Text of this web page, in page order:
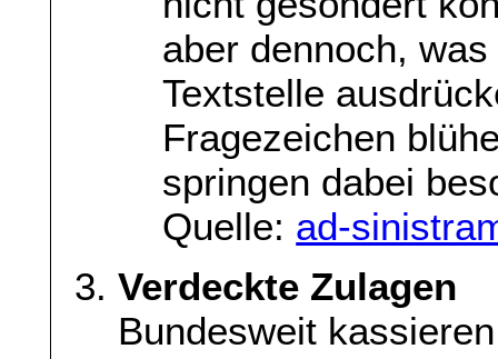
aber dennoch,
Textstelle
Fragezeichen
springen dabei
Quelle: ad-
Verdeckte Zulagen
Bundesweit